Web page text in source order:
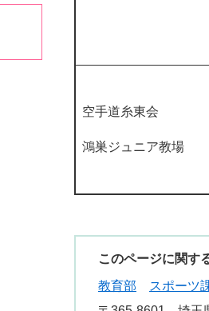
空手道糸東会
鴻巣ジュニア教場
このページに関す
教育部
スポーツ